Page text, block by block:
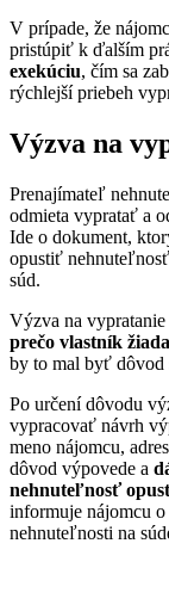
V prípade, že
pristúpiť k ďalším
exekúciu, čím sa
rýchlejší priebeh
Výzva na
Prenajímateľ
odmieta vypratať a
Ide o dokument,
opustiť
súd.
Výzva na
prečo vlastník
by to mal byť dôvod
Po určení dôvodu
vypracovať návrh
meno nájomcu,
dôvod výpovede a
nehnuteľnosť
informuje nájomcu
nehnuteľnosti na